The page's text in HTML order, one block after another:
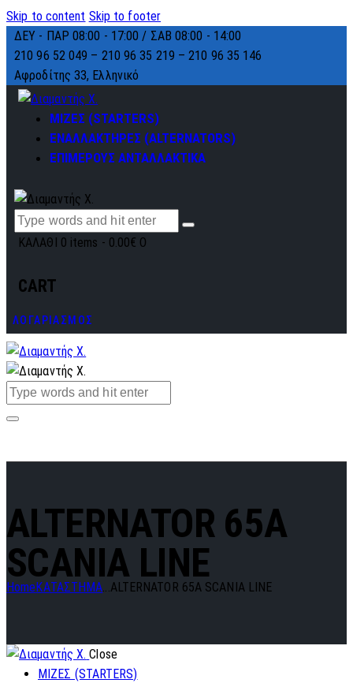
Skip to content Skip to footer
ΔΕΥ - ΠΑΡ 08:00 - 17:00 / ΣΑΒ 08:00 - 14:00
210 96 52 049 – 210 96 35 219 –210 96 35 146
Αφροδίτης 33, Ελληνικό
ΜΙΖΕΣ (STARTERS)
ΕΝΑΛΛΑΚΤΗΡΕΣ (ALTERNATORS)
ΕΠΙΜΕΡΟΥΣ ΑΝΤΑΛΛΑΚΤΙΚΑ
ΚΑΛΑΘΙ 0 items - 0.00€ 0
CART
ΛΟΓΑΡΙΑΣΜΟΣ
ALTERNATOR 65A
SCANIA LINE
Home ΚΑΤΑΣΤΗΜΑ...ALTERNATOR 65A SCANIA LINE
Close
ΜΙΖΕΣ (STARTERS)